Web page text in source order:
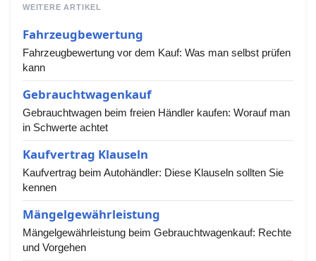
WEITERE ARTIKEL
Fahrzeugbewertung
Fahrzeugbewertung vor dem Kauf: Was man selbst prüfen
kann
Gebrauchtwagenkauf
Gebrauchtwagen beim freien Händler kaufen: Worauf man
in Schwerte achtet
Kaufvertrag Klauseln
Kaufvertrag beim Autohändler: Diese Klauseln sollten Sie
kennen
Mängelgewährleistung
Mängelgewährleistung beim Gebrauchtwagenkauf: Rechte
und Vorgehen